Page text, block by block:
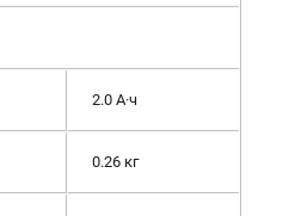
2.0 А·ч
0.26 кг